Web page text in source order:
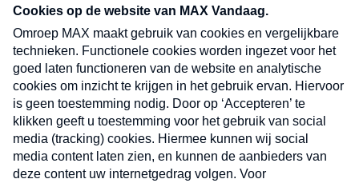
nieuwsbrief. Elke vrijdag- en dinsdagochtend in
uw mailbox.
Verzend